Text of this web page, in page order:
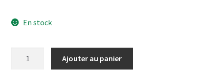
Livraison
En stock
Ajouter au panier